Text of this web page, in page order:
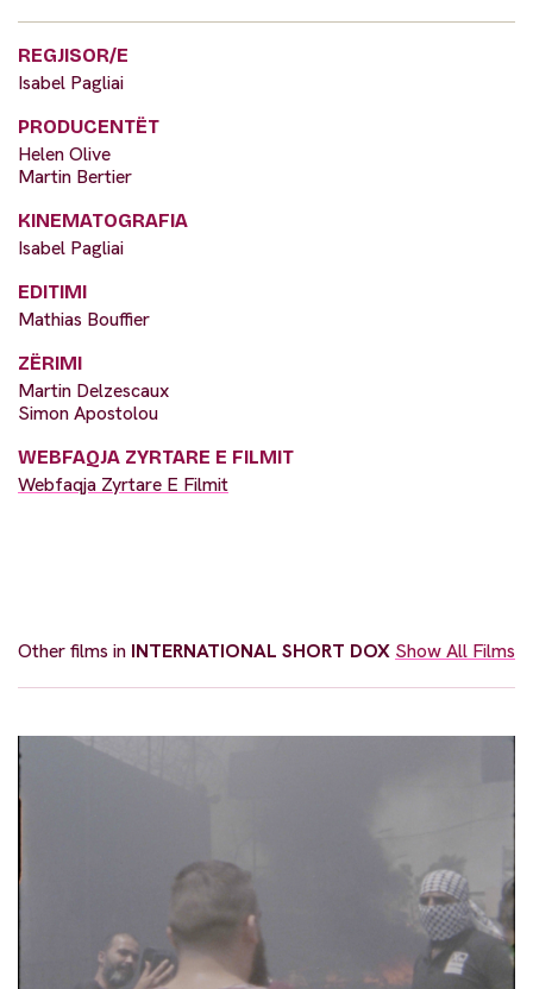
REGJISOR/E
Isabel Pagliai
PRODUCENTËT
Helen Olive
Martin Bertier
KINEMATOGRAFIA
Isabel Pagliai
EDITIMI
Mathias Bouffier
ZËRIMI
Martin Delzescaux
Simon Apostolou
WEBFAQJA ZYRTARE E FILMIT
Webfaqja Zyrtare E Filmit
Other films in INTERNATIONAL SHORT DOX Show All Films